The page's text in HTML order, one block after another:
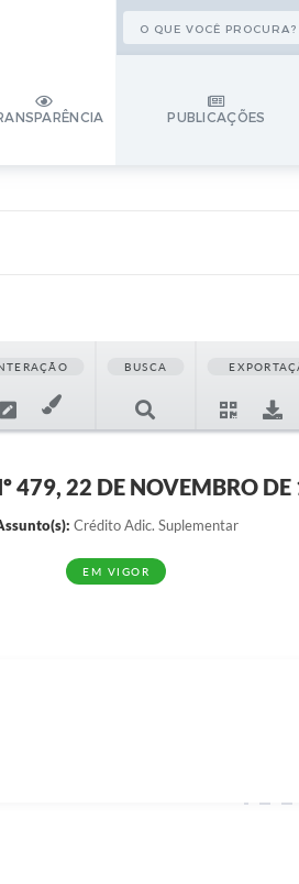
PUBLICAÇÕES
BUSCA
479, 22 DE NOVEMBRO
Crédito Adic. Suplementar
EM VIGOR